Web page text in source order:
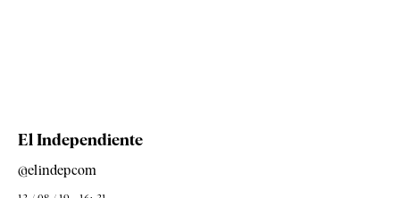
El Independiente
@elindepcom